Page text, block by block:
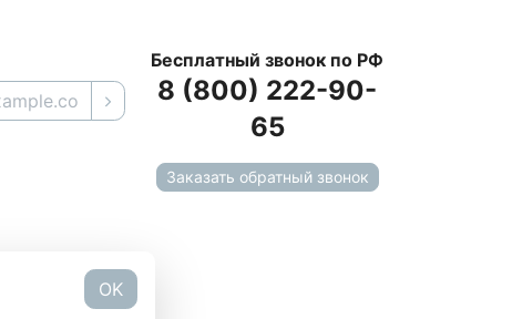
Бесплатный звонок по РФ
8 (800) 222-90-
65
Заказать обратный звонок
OK